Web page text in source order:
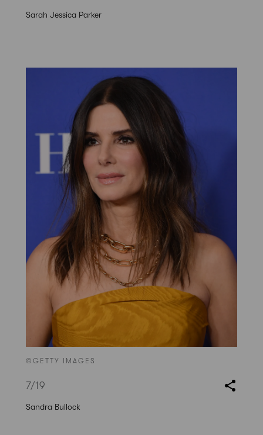
Sarah Jessica Parker
©GETTY IMAGES
7/19
Sandra Bullock